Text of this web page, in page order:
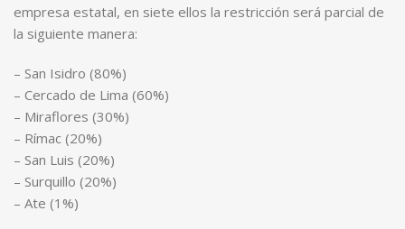
empresa estatal, en siete ellos la restricción será parcial de
la siguiente manera:
– San Isidro (80%)
– Cercado de Lima (60%)
– Miraflores (30%)
– Rímac (20%)
– San Luis (20%)
– Surquillo (20%)
– Ate (1%)